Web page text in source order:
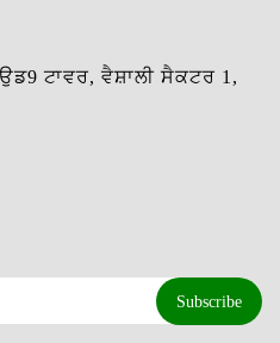
ਟਾਵਰ, ਵੈਸ਼ਾਲੀ ਸੈਕਟਰ 1,
Subscribe